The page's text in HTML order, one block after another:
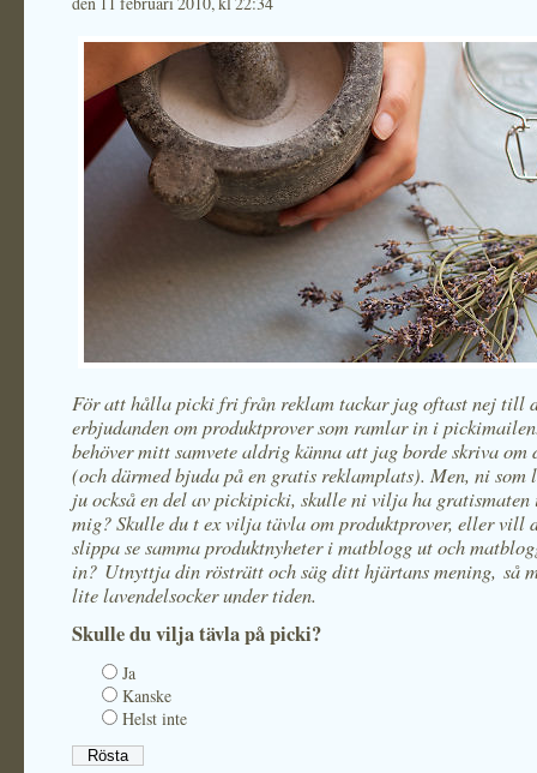
För att hålla picki fri från reklam tackar jag oftast nej till
erbjudanden om produktprover som ramlar in i
behöver mitt samvete aldrig känna att jag borde skriva om
(och därmed bjuda på en gratis reklamplats). Men, ni som
ju också en del av pickipicki, skulle ni vilja ha
mig? Skulle du t ex vilja tävla om produktprover, eller vill
slippa se samma produktnyheter i matblogg ut och
in? Utnyttja din rösträtt och säg ditt hjärtans mening, så
lite lavendelsocker under tiden.
Skulle du vilja tävla på picki?
Ja
Kanske
Helst inte